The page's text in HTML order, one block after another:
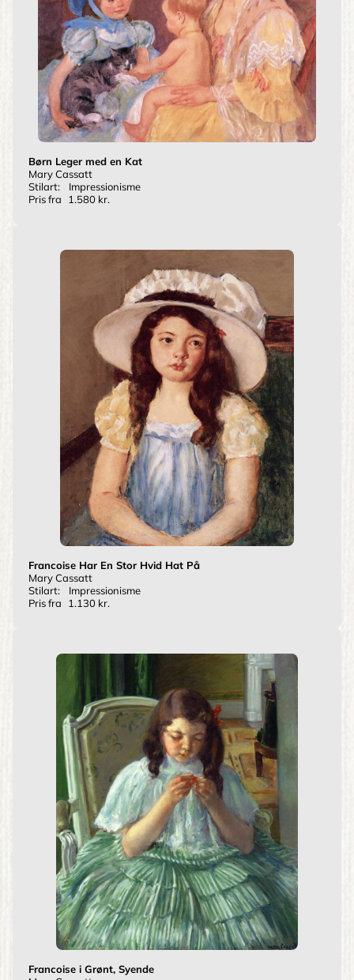
Børn Leger med en Kat
Mary Cassatt
Stilart:
Impressionisme
Pris fra
1.580 kr.
Francoise Har En Stor Hvid Hat På
Mary Cassatt
Stilart:
Impressionisme
Pris fra
1.130 kr.
Francoise i Grønt, Syende